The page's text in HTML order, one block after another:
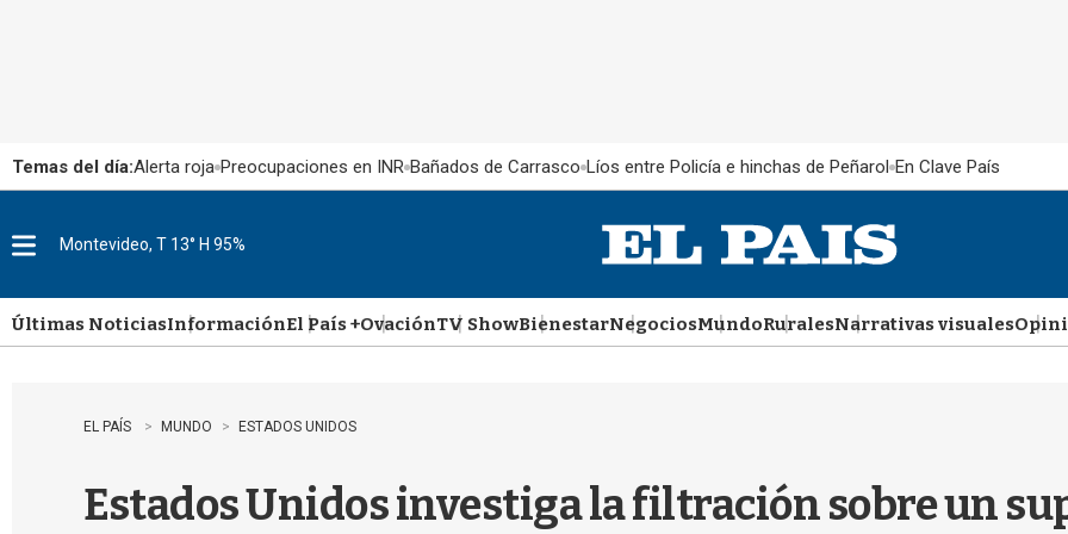
Temas del día:Alerta roja Preocupaciones en INR Bañados de Carrasco Líos entre Policía e hinchas de Peñarol En Clave País
u
Montevideo, T 13° H 95%
Últimas NoticiasInformaciónEl País +OvaciónTV ShowBienestarNegociosMundoRuralesNarrativas visuales
EL PAÍS MUNDO ESTADOS UNIDOS
Estados Unidos investiga la filtración sobre un